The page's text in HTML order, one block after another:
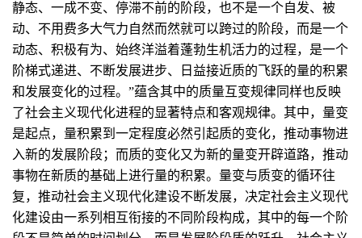
静态、一成不变、停滞不前的阶段，也不是一个自发、被
动、不用费多大气力自然而然就可以跨过的阶段，而是一个
动态、积极有为、始终洋溢着蓬勃生机活力的过程，是一个
阶梯式递进、不断发展进步、日益接近质的飞跃的量的积累
和发展变化的过程。”蕴含其中的质量互变规律同样也反映
了社会主义现代化进程的显著特点和客观规律。其中，量变
是起点，量积累到一定程度必然引起质的变化，推动事物进
入新的发展阶段；而质的变化又为新的量变开辟道路，推动
事物在新质的基础上进行量的积累。量变与质变的循环往
复，推动社会主义现代化建设不断发展，决定社会主义现代
化建设由一系列相互衔接的不同阶段构成，其中的每一个阶